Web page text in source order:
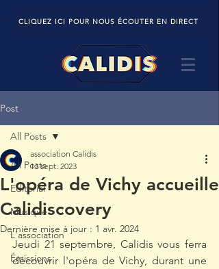
CLIQUEZ ICI POUR NOUS ÉCOUTER EN DIRECT
Post
All Posts
Editorial
Musique
L'association
Émissions
All Posts
L'opéra de Vichy accueille
Calidiscovery
association Calidis
13 sept. 2023
Dernière mise à jour : 1 avr. 2024
Jeudi 21 septembre, Calidis vous ferra
découvrir l'opéra de Vichy, durant une